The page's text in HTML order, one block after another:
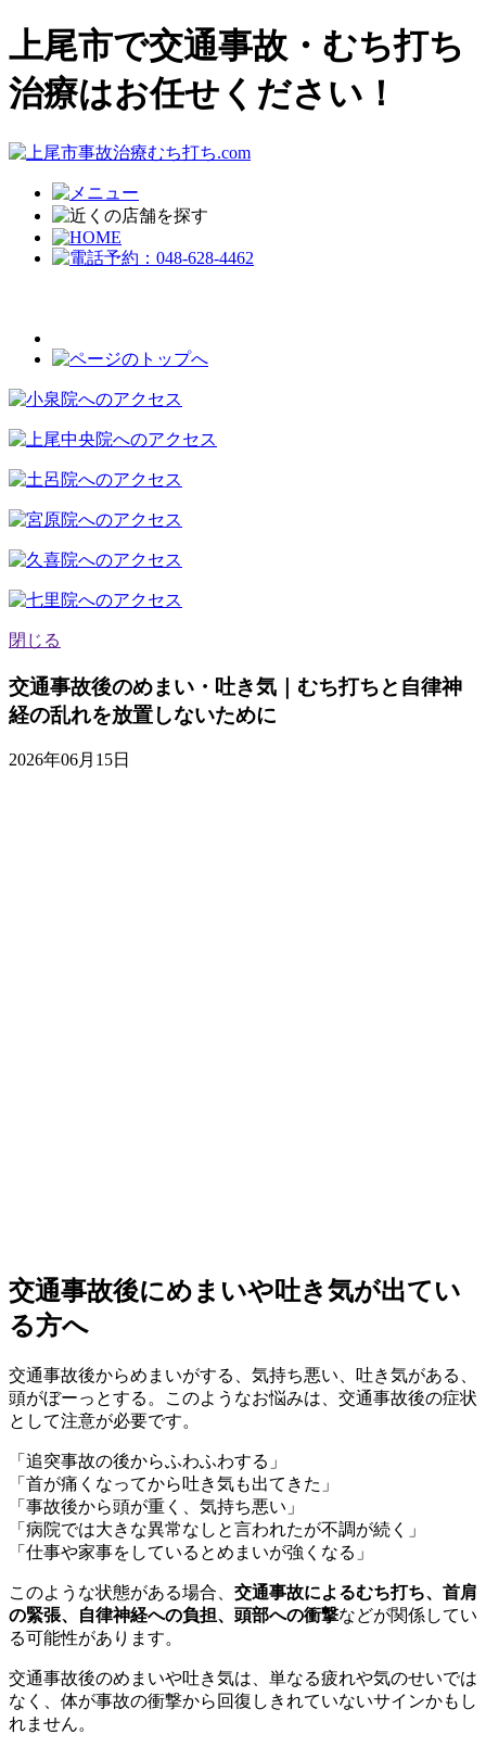
上尾市で交通事故・むち打ち
治療はお任せください！
閉じる
交通事故後のめまい・吐き気｜むち打ちと自律神
経の乱れを放置しないために
2026年06月15日
交通事故後にめまいや吐き気が出てい
る方へ
交通事故後からめまいがする、気持ち悪い、吐き気がある、
頭がぼーっとする。このようなお悩みは、交通事故後の症状
として注意が必要です。
「追突事故の後からふわふわする」
「首が痛くなってから吐き気も出てきた」
「事故後から頭が重く、気持ち悪い」
「病院では大きな異常なしと言われたが不調が続く」
「仕事や家事をしているとめまいが強くなる」
このような状態がある場合、 交通事故によるむち打ち、首肩
の緊張、自律神経への負担、頭部への衝撃などが関係してい
る可能性があります。
交通事故後のめまいや吐き気は、単なる疲れや気のせいでは
なく、体が事故の衝撃から回復しきれていないサインかもし
れません。